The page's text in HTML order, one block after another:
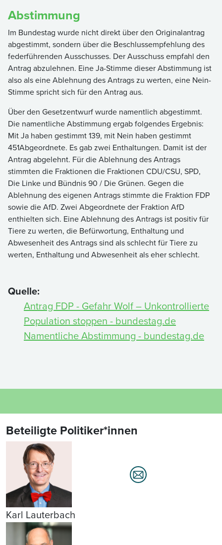
Abstimmung
Im Bundestag wurde nicht direkt über den Originalantrag
abgestimmt, sondern über die Beschlussempfehlung des
federführenden Ausschusses. Der Ausschuss empfahl den
Antrag abzulehnen. Eine Ja-Stimme dieser Abstimmung ist
also als eine Ablehnung des Antrags zu werten, eine Nein-
Stimme spricht sich für den Antrag aus.
Über den Gesetzentwurf wurde namentlich abgestimmt.
Die namentliche Abstimmung ergab folgendes Ergebnis:
Mit Ja haben gestimmt 139, mit Nein haben gestimmt
451Abgeordnete. Es gab zwei Enthaltungen. Damit ist der
Antrag abgelehnt. Für die Ablehnung des Antrags
stimmten die Fraktionen die Fraktionen CDU/CSU, SPD,
Die Linke und Bündnis 90 / Die Grünen. Gegen die
Ablehnung des eigenen Antrags stimmte die Fraktion FDP
sowie die AfD. Zwei Abgeordnete der Fraktion AfD
enthielten sich. Eine Ablehnung des Antrags ist positiv für
Tiere zu werten, die Befürwortung, Enthaltung und
Abwesenheit des Antrags sind als schlecht für Tiere zu
werten, Enthaltung und Abwesenheit als eher schlecht.
Quelle:
Antrag FDP - Gefahr Wolf – Unkontrollierte
Population stoppen - bundestag.de
Namentliche Abstimmung - bundestag.de
Beteiligte Politiker*innen
Karl Lauterbach